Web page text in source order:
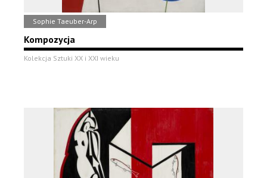
Sophie Taeuber-Arp
Kompozycja
Kolekcja Sztuki XX i XXI wieku